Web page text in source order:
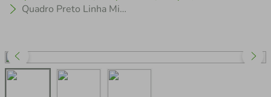
Quadro Preto Linha Minimalista 120x60 Filete Preto
1º tenis
perfume